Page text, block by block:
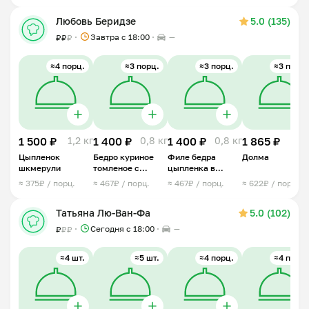
Любовь Беридзе 5.0 (135)
₽₽₽ Завтра c 18:00 —
≈4 порц.
1 500 ₽ 1,2 кг
Цыпленок
шкмерули
≈ 375₽ / порц.
≈3 порц.
1 400 ₽ 0,8 кг
Бедро куриное
томленое с
травами
≈ 467₽ / порц.
≈3 порц.
1 400 ₽ 0,8 кг
Филе бедра
цыпленка в
сливочным соусе
с грибами
≈ 467₽ / порц.
≈3 порц.
1 865 ₽
Долма
≈ 622₽ / порц.
Татьяна Лю-Ван-Фа 5.0 (102)
₽₽₽ Сегодня с 18:00 —
≈4 шт. ≈5 шт. ≈4 порц. ≈4 порц.